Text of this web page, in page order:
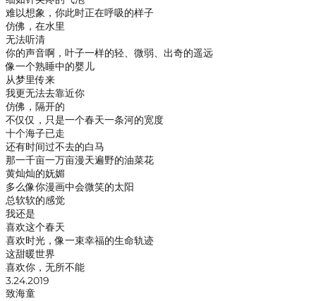
难以想象，你此时正在呼吸的样子
仿佛，在水里
无法听清
你的声音啊，叶子一样的轻、微弱、出奇的遥远
像一个熟睡中的婴儿
从梦里传来
我更无法去靠近你
仿佛，隔开的
不仅仅，只是一个春天一条河的宽度
十个海子已走
还有时间过不去的白马
那一千亩一万亩漫天遍野的油菜花
黄灿灿的妩媚
多么像你漫画中会微笑的太阳
总软软的感觉
我还是
喜欢这个春天
喜欢时光，像一束幸福的生命轨迹
这甜暖世界
喜欢你，无所不能
3.24.2019
致海童